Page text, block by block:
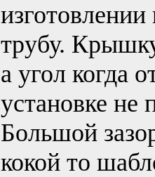
трубу.
а угол когда
установке не
Большой
кокой то